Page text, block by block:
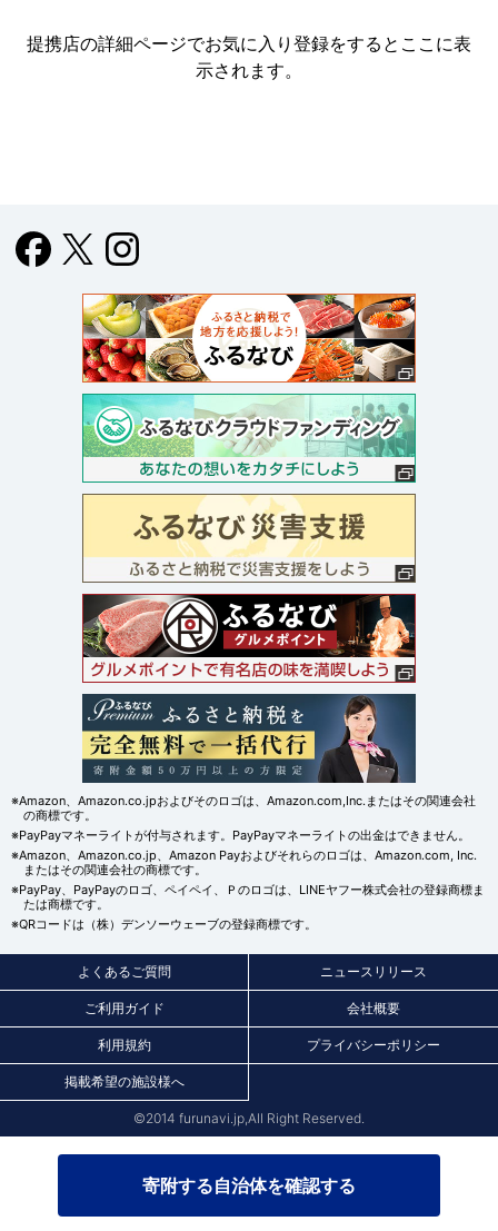
寄附する自治体を確認する
提携店の詳細ページでお気に入り登録をすると ここに表
示されます。
※Amazon、Amazon.co.jpおよびそのロゴは、Amazon.com,Inc.またはその関連会社
の商標です。
※PayPayマネーライトが付与されます。PayPayマネーライトの出金はできません。
※Amazon、Amazon.co.jp、Amazon Payおよびそれらのロゴは、Amazon.com, Inc.
またはその関連会社の商標です。
※PayPay、PayPayのロゴ、ペイペイ、Ｐのロゴは、LINEヤフー株式会社の登録商標ま
たは商標です。
※QRコードは（株）デンソーウェーブの登録商標です。
よくあるご質問 ニュースリリース
ご利用ガイド 会社概要
利用規約 プライバシーポリシー
掲載希望の施設様へ
©2014 furunavi.jp,All Right Reserved.